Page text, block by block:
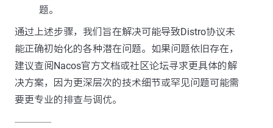
题。
通过上述步骤，我们旨在解决可能导致Distro协议未
能正确初始化的各种潜在问题。如果问题依旧存在，
建议查阅Nacos官方文档或社区论坛寻求更具体的解
决方案，因为更深层次的技术细节或罕见问题可能需
要更专业的排查与调优。
---------------